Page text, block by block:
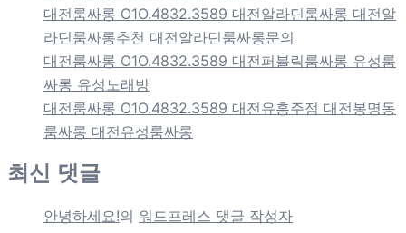
대전룸싸롱 O1O.4832.3589 대전알라딘룸싸롱 대전알
라딘룸싸롱추천 대전알라딘룸싸롱문의
대전룸싸롱 O1O.4832.3589 대전퍼블릭룸싸롱 유성룸
싸롱 유성노래방
대전룸싸롱 O1O.4832.3589 대전유흥주점 대전봉명동
룸싸롱 대전유성룸싸롱
최신 댓글
안녕하세요!의 워드프레스 댓글 작성자